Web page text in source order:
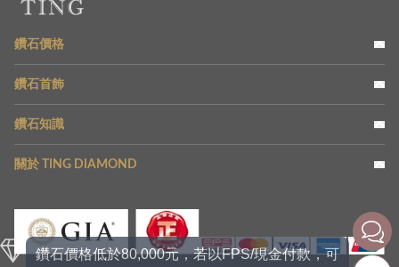
鑽石價格低於80,000元，若以FPS/現金付款，可
鑽石價格
鑽石首飾
鑽石知識
關於 TING DIAMOND